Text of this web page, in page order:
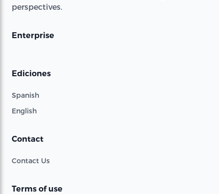
perspectives.
Enterprise
Ediciones
Spanish
English
Contact
Contact Us
Terms of use